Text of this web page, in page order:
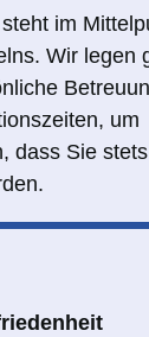
im
Wir legen
um
dass Sie